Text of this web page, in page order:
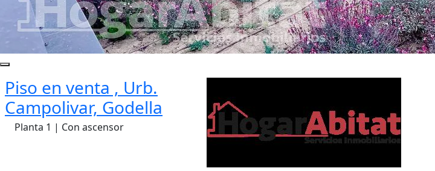
Piso en venta , Urb.
Campolivar, Godella
Planta 1 | Con ascensor